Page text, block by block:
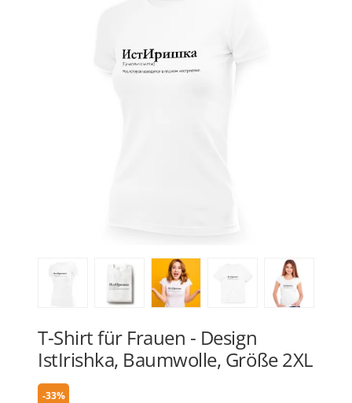
T-Shirt für Frauen - Design
IstIrishka, Baumwolle, Größe 2XL
-33%